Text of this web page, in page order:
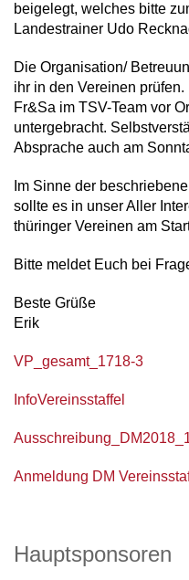
beigelegt, welches bitte
Landestrainer Udo
Die Organisation/
ihr in den Vereinen
Fr&Sa im TSV-Team vor
untergebracht.
Absprache auch am
Im Sinne der
sollte es in unser Aller
thüringer Vereinen am
Bitte meldet Euch bei
Beste Grüße
Erik
VP_gesamt_1718-3
InfoVereinsstaffel
Anmeldung DM
Hauptsponsoren